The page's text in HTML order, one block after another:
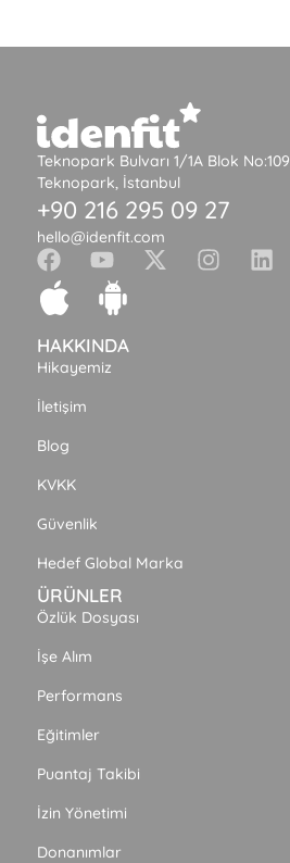
Teknopark Bulvarı 1/1A Blok No:109
Teknopark, İstanbul
+90 216 295 09 27
hello@idenfit.com
HAKKINDA
Hikayemiz
İletişim
Blog
KVKK
Güvenlik
Hedef Global Marka
ÜRÜNLER
Özlük Dosyası
İşe Alım
Performans
Eğitimler
Puantaj Takibi
İzin Yönetimi
Donanımlar